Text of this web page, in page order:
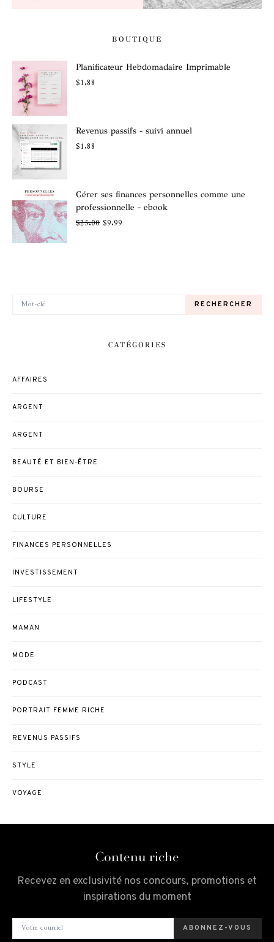
BOUTIQUE
Planificateur Hebdomadaire Imprimable
$1.88
Revenus passifs - suivi annuel
$1.88
Gérer ses finances personnelles comme une
professionnelle - ebook
$25.00 $9.99
RECHERCHER
CATÉGORIES
AFFAIRES
ARGENT
ARGENT
BEAUTÉ ET BIEN-ÊTRE
BOURSE
CULTURE
FINANCES PERSONNELLES
INVESTISSEMENT
LIFESTYLE
MAMAN
MODE
PODCAST
PORTRAIT FEMME RICHE
REVENUS PASSIFS
STYLE
VOYAGE
Contenu riche
Recevez en exclusivité nos concours, promotions et
inspirations du moment
ABONNEZ-VOUS